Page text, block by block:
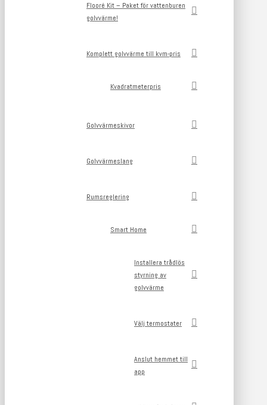
Flooré Kit – Paket för vattenburen
golvvärme!
Komplett golvvärme till kvm-pris
Kvadratmeterpris
Golvvärmeskivor
Golvvärmeslang
Rumsreglering
Smart Home
Installera trådlös
styrning av
golvvärme
Välj termostater
Anslut hemmet till
app